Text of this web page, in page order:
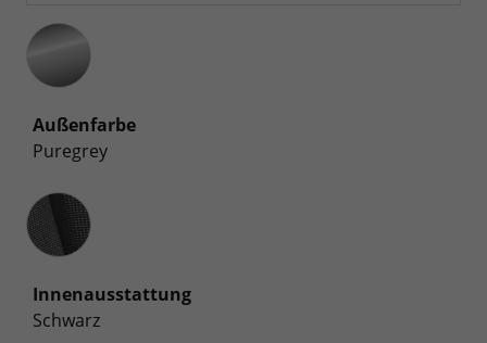
Außenfarbe
Puregrey
Innenausstattung
Innenausstattung
Schwarz